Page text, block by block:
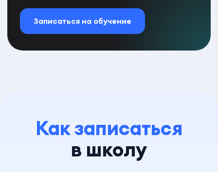
Записаться на обучение
Как записаться
в школу